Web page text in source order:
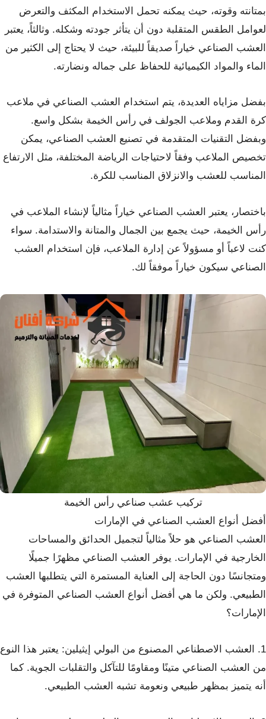
بمتانته وقوته، حيث يمكنه تحمل الاستخدام المكثف والتعرض
لعوامل الطقس المتقلبة دون أن يتأثر جودته وشكله. وثالثاً، يعتبر
العشب الصناعي خياراً صديقاً للبيئة، حيث لا يحتاج إلى الكثير من
الماء والمواد الكيميائية للحفاظ على جماله ونضارته.
بفضل مزاياه العديدة، يتم استخدام العشب الصناعي في ملاعب
كرة القدم وملاعب الجولف في رأس الخيمة بشكل واسع.
وبفضل التقنيات المتقدمة في تصنيع العشب الصناعي، يمكن
تخصيص الملاعب وفقاً لاحتياجات الرياضة المختلفة، مثل الارتفاع
المناسب للعشب والانزلاق المناسب للكرة.
باختصار، يعتبر العشب الصناعي خياراً مثالياً لإنشاء الملاعب في
رأس الخيمة، حيث يجمع بين الجمال والمتانة والاستدامة. سواء
كنت لاعباً أو مسؤولاً عن إدارة الملاعب، فإن استخدام العشب
الصناعي سيكون خياراً موفقاً لك.
تركيب عشب صناعي رأس الخيمة
أفضل أنواع العشب الصناعي في الإمارات
العشب الصناعي هو حلاً مثالياً لتجميل الحدائق والمساحات
الخارجية في الإمارات. يوفر العشب الصناعي مظهرًا جميلًا
ومتجانسًا دون الحاجة إلى العناية المستمرة التي يتطلبها العشب
الطبيعي. ولكن ما هي أفضل أنواع العشب الصناعي المتوفرة في
الإمارات؟
1. العشب الاصطناعي المصنوع من البولي إيثيلين: يعتبر هذا النوع
من العشب الصناعي متينًا ومقاومًا للتآكل والتقلبات الجوية. كما
أنه يتميز بمظهر طبيعي ونعومة تشبه العشب الطبيعي.